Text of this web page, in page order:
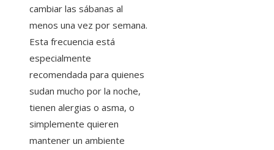
cambiar las sábanas al
menos una vez por semana.
Esta frecuencia está
especialmente
recomendada para quienes
sudan mucho por la noche,
tienen alergias o asma, o
simplemente quieren
mantener un ambiente